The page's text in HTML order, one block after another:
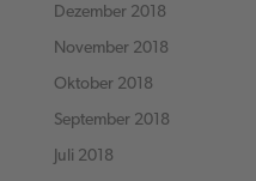
Dezember 2018
November 2018
Oktober 2018
September 2018
Juli 2018